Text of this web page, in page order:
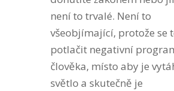
není to trvalé. Není to
všeobjímající, protože se
potlačit negativní
člověka, místo aby je
světlo a skutečně je